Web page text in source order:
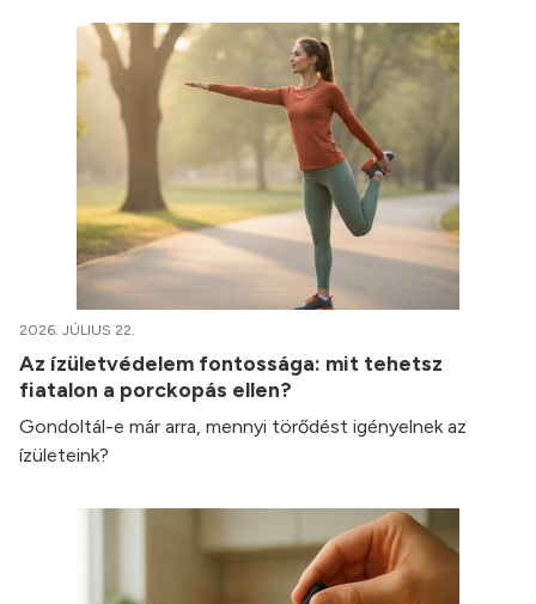
2026. JÚLIUS 22.
Az ízületvédelem fontossága: mit tehetsz
fiatalon a porckopás ellen?
Gondoltál-e már arra, mennyi törődést igényelnek az
ízületeink?